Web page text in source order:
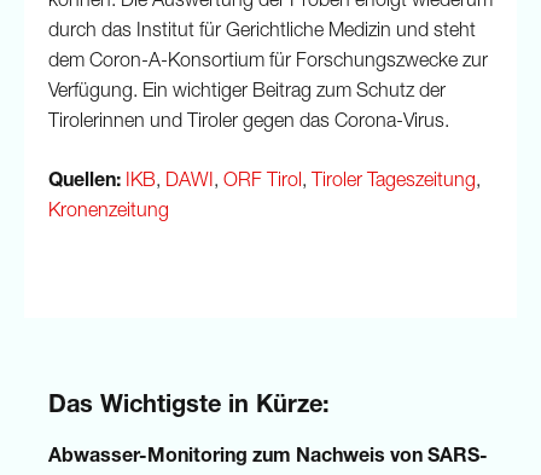
durch das Institut für Gerichtliche Medizin und steht
dem Coron-A-Konsortium für Forschungszwecke zur
Verfügung. Ein wichtiger Beitrag zum Schutz der
Tirolerinnen und Tiroler gegen das Corona-Virus.
Quellen: IKB, DAWI, ORF Tirol, Tiroler Tageszeitung,
Kronenzeitung
Das Wichtigste in Kürze:
Abwasser-Monitoring zum Nachweis von SARS-